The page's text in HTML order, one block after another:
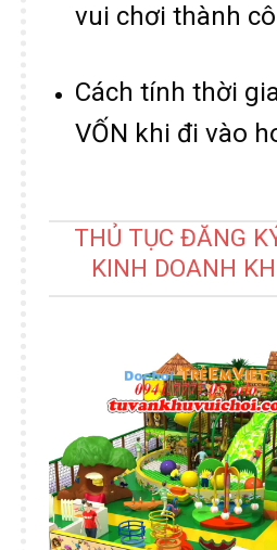
vui chơi thành
Cách tính thời
VỐN khi đi vào
THỦ TỤC ĐĂNG
KINH DOANH